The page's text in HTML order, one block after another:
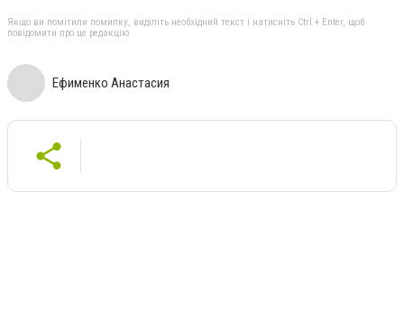
Якщо ви помітили помилку, виділіть необхідний текст і натисніть Ctrl + Enter, щоб
повідомити про це редакцію
Ефименко Анастасия